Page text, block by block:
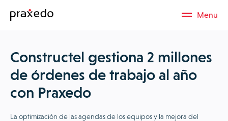
Menu
Constructel gestiona 2 millones
de órdenes de trabajo al año
con Praxedo
La optimización de las agendas de los equipos y la mejora del